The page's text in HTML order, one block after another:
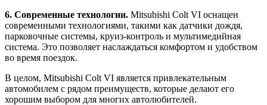
6. Современные технологии. Mitsubishi Colt VI оснащен
современными технологиями, такими как датчики дождя,
парковочные системы, круиз-контроль и мультимедийная
система. Это позволяет наслаждаться комфортом и удобством
во время поездок.
В целом, Mitsubishi Colt VI является привлекательным
автомобилем с рядом преимуществ, которые делают его
хорошим выбором для многих автолюбителей.